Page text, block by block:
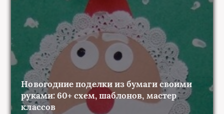
Новогодние поделки из бумаги своими
руками: 60+ схем, шаблонов, мастер
классов